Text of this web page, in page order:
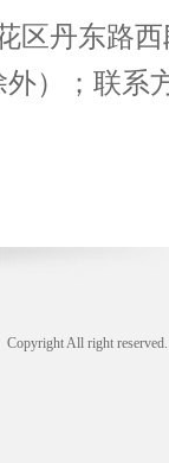
区丹东路
）；联系
All right